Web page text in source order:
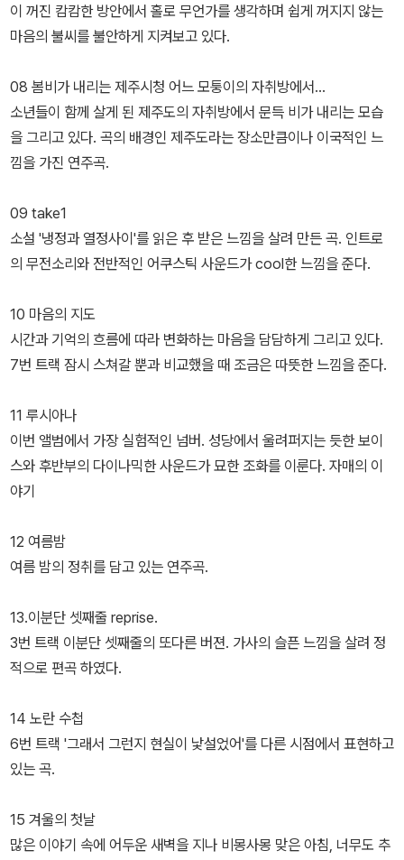
이 꺼진 캄캄한 방안에서 홀로 무언가를 생각하며 쉽게 꺼지지 않는
마음의 불씨를 불안하게 지켜보고 있다.
08 봄비가 내리는 제주시청 어느 모퉁이의 자취방에서...
소년들이 함께 살게 된 제주도의 자취방에서 문득 비가 내리는 모습
을 그리고 있다. 곡의 배경인 제주도라는 장소만큼이나 이국적인 느
낌을 가진 연주곡.
09 take1
소설 '냉정과 열정사이'를 읽은 후 받은 느낌을 살려 만든 곡. 인트로
의 무전소리와 전반적인 어쿠스틱 사운드가 cool한 느낌을 준다.
10 마음의 지도
시간과 기억의 흐름에 따라 변화하는 마음을 담담하게 그리고 있다.
7번 트랙 잠시 스쳐갈 뿐과 비교했을 때 조금은 따뜻한 느낌을 준다.
11 루시아나
이번 앨범에서 가장 실험적인 넘버. 성당에서 울려퍼지는 듯한 보이
스와 후반부의 다이나믹한 사운드가 묘한 조화를 이룬다. 자매의 이
야기
12 여름밤
여름 밤의 정취를 담고 있는 연주곡.
13.이분단 셋째줄 reprise.
3번 트랙 이분단 셋째줄의 또다른 버젼. 가사의 슬픈 느낌을 살려 정
적으로 편곡 하였다.
14 노란 수첩
6번 트랙 '그래서 그런지 현실이 낯설었어'를 다른 시점에서 표현하고
있는 곡.
15 겨울의 첫날
많은 이야기 속에 어두운 새벽을 지나 비몽사몽 맞은 아침, 너무도 추